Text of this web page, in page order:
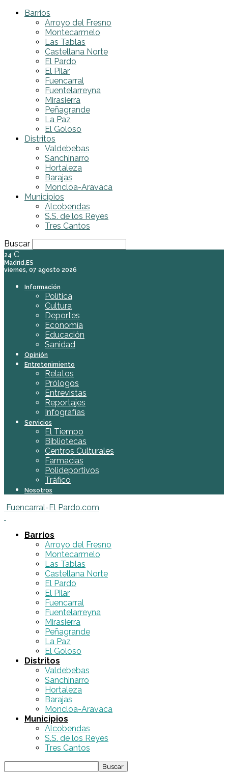
Barrios
Arroyo del Fresno
Montecarmelo
Las Tablas
Castellana Norte
El Pardo
El Pilar
Fuencarral
Fuentelarreyna
Mirasierra
Peñagrande
La Paz
El Goloso
Distritos
Valdebebas
Sanchinarro
Hortaleza
Barajas
Moncloa-Aravaca
Municipios
Alcobendas
S.S. de los Reyes
Tres Cantos
Buscar
24 C
Madrid,ES
viernes, 07 agosto 2026
Información
Política
Cultura
Deportes
Economía
Educación
Sanidad
Opinión
Entretenimiento
Relatos
Prólogos
Entrevistas
Reportajes
Infografías
Servicios
El Tiempo
Bibliotecas
Centros Culturales
Farmacias
Polideportivos
Tráfico
Nosotros
Fuencarral-El Pardo.com
Barrios
Arroyo del Fresno
Montecarmelo
Las Tablas
Castellana Norte
El Pardo
El Pilar
Fuencarral
Fuentelarreyna
Mirasierra
Peñagrande
La Paz
El Goloso
Distritos
Valdebebas
Sanchinarro
Hortaleza
Barajas
Moncloa-Aravaca
Municipios
Alcobendas
S.S. de los Reyes
Tres Cantos